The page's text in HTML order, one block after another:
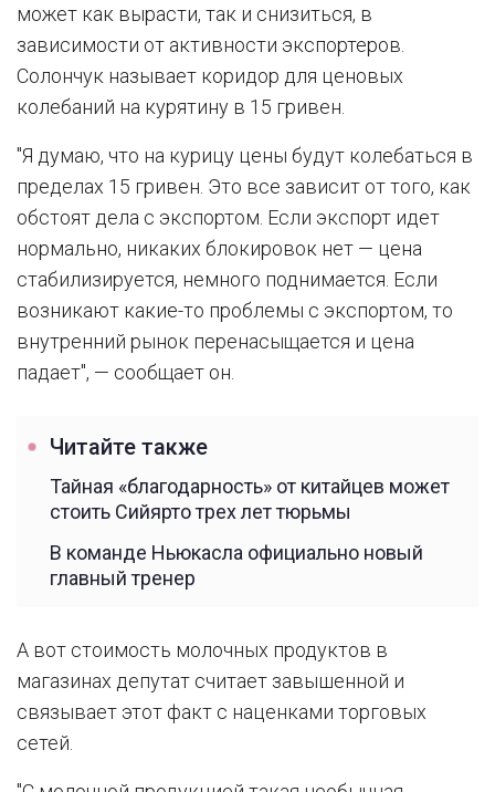
может как вырасти, так и снизиться, в
зависимости от активности экспортеров.
Солончук называет коридор для ценовых
колебаний на курятину в 15 гривен.
"Я думаю, что на курицу цены будут колебаться в
пределах 15 гривен. Это все зависит от того, как
обстоят дела с экспортом. Если экспорт идет
нормально, никаких блокировок нет — цена
стабилизируется, немного поднимается. Если
возникают какие-то проблемы с экспортом, то
внутренний рынок перенасыщается и цена
падает", — сообщает он.
Читайте также
Тайная «благодарность» от китайцев может
стоить Сийярто трех лет тюрьмы
В команде Ньюкасла официально новый
главный тренер
А вот стоимость молочных продуктов в
магазинах депутат считает завышенной и
связывает этот факт с наценками торговых
сетей.